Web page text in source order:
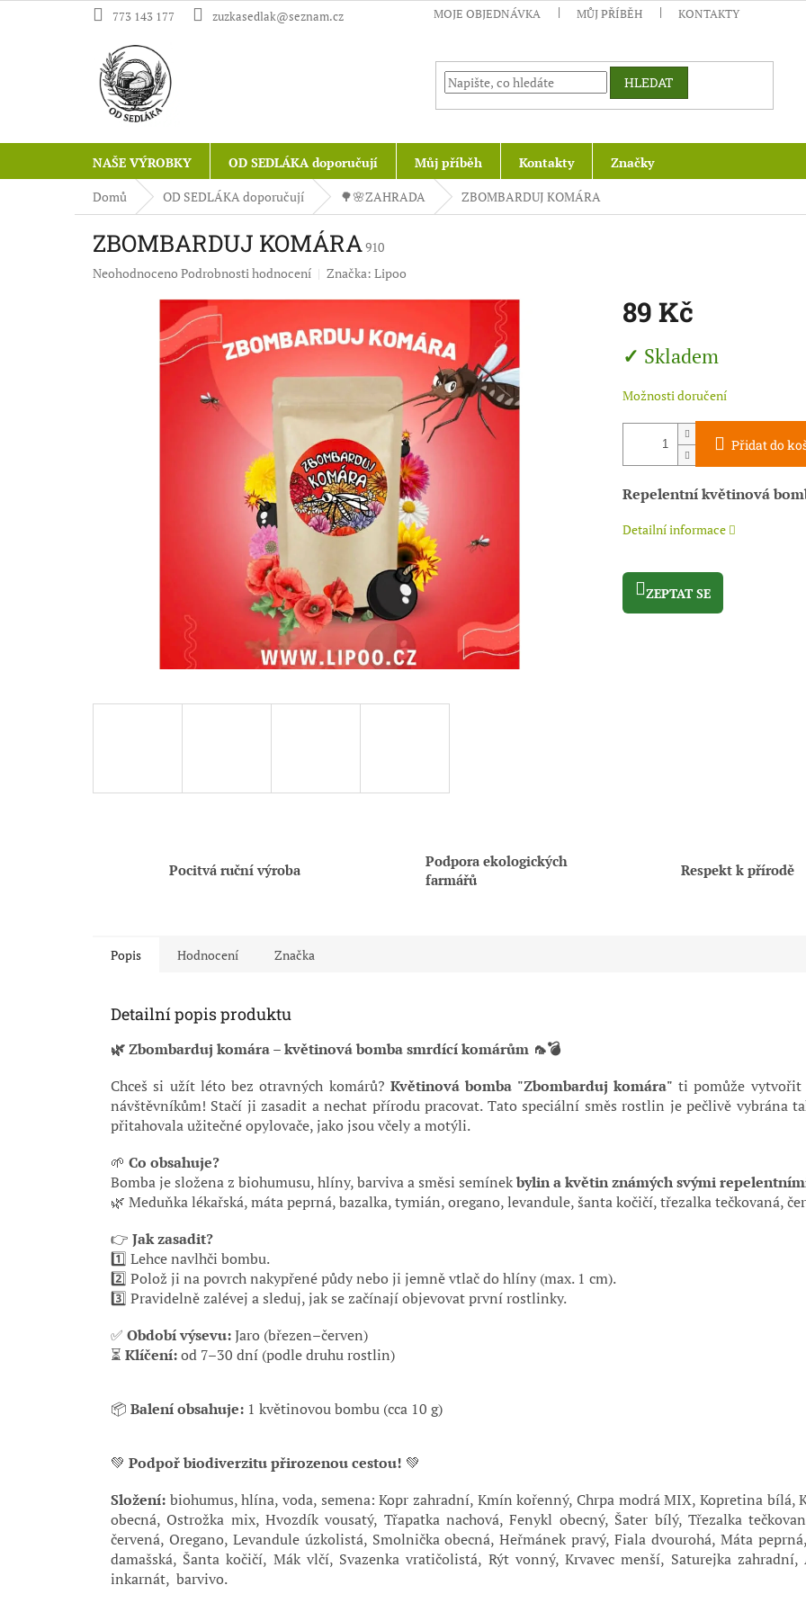
773 143 177 zuzkasedlak@seznam.cz MOJE OBJEDNÁVKA MŮJ PŘÍBĚH KONTAKTY
HLEDAT
NAŠE VÝROBKY OD SEDLÁKA doporučují Můj příběh Kontakty
Značky
Domů
OD SEDLÁKA doporučují 🌳🌸ZAHRADA ZBOMBARDUJ KOMÁRA
ZBOMBARDUJ KOMÁRA910
Průměrné
Neohodnoceno Podrobnosti hodnocení Značka: Lipoo
89 Kč
cena:Skladem
Možnosti doručení
Přidat do
Repelentní květinová
Detailní informace
ZEPTAT SE
Pocitvá ruční výroba
Podpora ekologických
farmářů
Respekt k přírodě
Popis Hodnocení Značka
Detailní popis produktu
🌿 Zbombarduj komára – květinová bomba smrdící komárům 🦟💣
Chceš si užít léto bez otravných komárů? Květinová bomba "Zbombarduj komára" ti pomůže vytvořit
návštěvníkům! Stačí ji zasadit a nechat přírodu pracovat. Tato speciální směs rostlin je pečlivě vybrána
přitahovala užitečné opylovače, jako jsou včely a motýli.
🌱 Co obsahuje?
Bomba je složena z biohumusu, hlíny, barviva a směsi semínekbylin a květin známých svými
🌿 Meduňka lékařská, máta peprná, bazalka, tymián, oregano, levandule, šanta kočičí, třezalka tečkovaná,
👉 Jak zasadit?
1️⃣ Lehce navlhči bombu.
2️⃣ Polož ji na povrch nakypřené půdy nebo ji jemně vtlač do hlíny (max. 1 cm).
3️⃣ Pravidelně zalévej a sleduj, jak se začínají objevovat první rostlinky.
✅ Období výsevu:Jaro (březen–červen)
⏳ Klíčení:od 7–30 dní (podle druhu rostlin)
📦 Balení obsahuje: 1 květinovou bombu (cca 10 g)
💚 Podpoř biodiverzitu přirozenou cestou! 💚
Složení: biohumus, hlína, voda, semena: Kopr zahradní, Kmín kořenný, Chrpa modrá MIX, Kopretina bílá,
obecná, Ostrožka mix, Hvozdík vousatý, Třapatka nachová, Fenykl obecný, Šater bílý, Třezalka
červená, Oregano, Levandule úzkolistá, Smolnička obecná, Heřmánek pravý, Fiala dvourohá, Máta
damašská, Šanta kočičí, Mák vlčí, Svazenka vratičolistá, Rýt vonný, Krvavec menší, Saturejka
inkarnát, barvivo.